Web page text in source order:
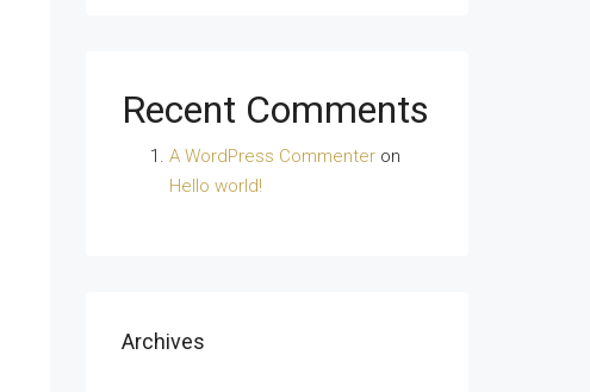
Recent Comments
A WordPress Commenter on
Hello world!
Archives